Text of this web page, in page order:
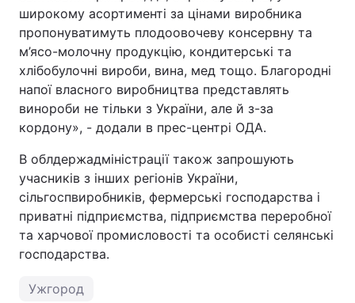
широкому асортименті за цінами виробника
пропонуватимуть плодоовочеву консервну та
м’ясо-молочну продукцію, кондитерські та
хлібобулочні вироби, вина, мед тощо. Благородні
напої власного виробництва представлять
винороби не тільки з України, але й з-за
кордону», - додали в прес-центрі ОДА.
В облдержадміністрації також запрошують
учасників з інших регіонів України,
сільгоспвиробників, фермерські господарства і
приватні підприємства, підприємства переробної
та харчової промисловості та особисті селянські
господарства.
Ужгород